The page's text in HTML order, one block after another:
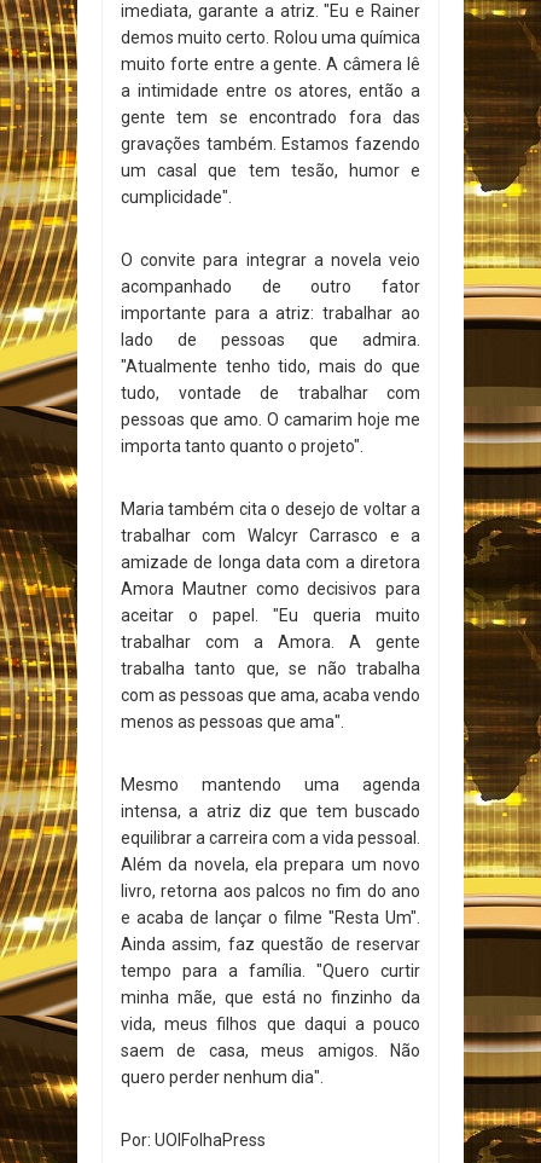
imediata, garante a atriz. "Eu e Rainer
demos muito certo. Rolou uma química
muito forte entre a gente. A câmera lê
a intimidade entre os atores, então a
gente tem se encontrado fora das
gravações também. Estamos fazendo
um casal que tem tesão, humor e
cumplicidade".
O convite para integrar a novela veio
acompanhado de outro fator
importante para a atriz: trabalhar ao
lado de pessoas que admira.
"Atualmente tenho tido, mais do que
tudo, vontade de trabalhar com
pessoas que amo. O camarim hoje me
importa tanto quanto o projeto".
Maria também cita o desejo de voltar a
trabalhar com Walcyr Carrasco e a
amizade de longa data com a diretora
Amora Mautner como decisivos para
aceitar o papel. "Eu queria muito
trabalhar com a Amora. A gente
trabalha tanto que, se não trabalha
com as pessoas que ama, acaba vendo
menos as pessoas que ama".
Mesmo mantendo uma agenda
intensa, a atriz diz que tem buscado
equilibrar a carreira com a vida pessoal.
Além da novela, ela prepara um novo
livro, retorna aos palcos no fim do ano
e acaba de lançar o filme "Resta Um".
Ainda assim, faz questão de reservar
tempo para a família. "Quero curtir
minha mãe, que está no finzinho da
vida, meus filhos que daqui a pouco
saem de casa, meus amigos. Não
quero perder nenhum dia".
Por: UOlFolhaPress